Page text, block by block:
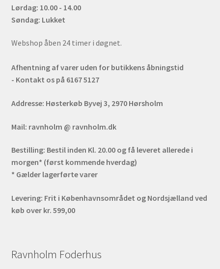
Lørdag: 10.00 - 14.00
Søndag: Lukket
Webshop åben 24 timer i døgnet.
Afhentning af varer uden for butikkens åbningstid
- Kontakt os på 6167 5127
Addresse: Høsterkøb Byvej 3, 2970 Hørsholm
Mail: ravnholm @ ravnholm.dk
Bestilling: Bestil inden Kl. 20.00 og få leveret allerede i
morgen* (først kommende hverdag)
* Gælder lagerførte varer
Levering: Frit i Københavnsområdet og Nordsjælland ved
køb over kr. 599,00
Ravnholm Foderhus